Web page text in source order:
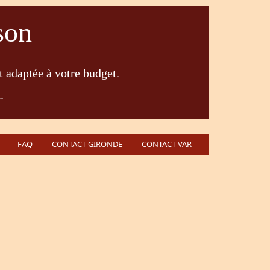
à votre budget.
FAQ CONTACT GIRONDE CONTACT VAR